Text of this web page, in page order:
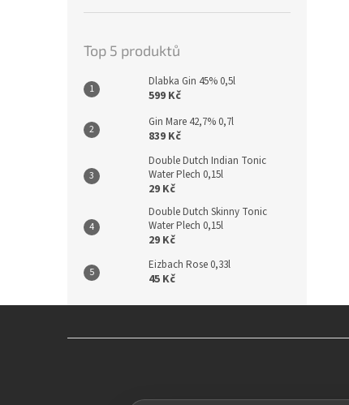
Top 5 produktů
Dlabka Gin 45% 0,5l
599 Kč
Gin Mare 42,7% 0,7l
839 Kč
Double Dutch Indian Tonic
Water Plech 0,15l
29 Kč
Double Dutch Skinny Tonic
Water Plech 0,15l
29 Kč
Eizbach Rose 0,33l
45 Kč